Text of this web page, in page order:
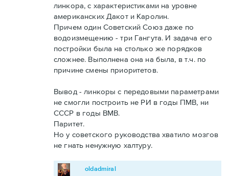
линкора, с характеристиками на уровне
американских Дакот и Каролин.
Причем один Советский Союз даже по
водоизмещению - три Гангута. И задача его
постройки была на столько же порядков
сложнее. Выполнена она на была, в т.ч. по
причине смены приоритетов.
Вывод - линкоры с передовыми параметрами
не смогли построить не РИ в годы ПМВ, ни
СССР в годы ВМВ.
Паритет.
Но у советского руководства хватило мозгов
не гнать ненужную халтуру.
oldadmiral